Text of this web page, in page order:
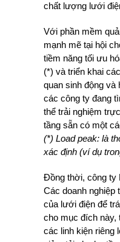
chất lượng lưới
Với phần mềm
mạnh mẽ tại hội
tiềm năng tối ưu
(*) và triển khai
quan sinh động và
các công ty đang
thể trải nghiệm
tầng sẵn có một
(*) Load peak: là
xác định (ví dụ
Đồng thời, công ty
Các doanh nghiệp
của lưới điện để
cho mục đích này,
các linh kiện riêng